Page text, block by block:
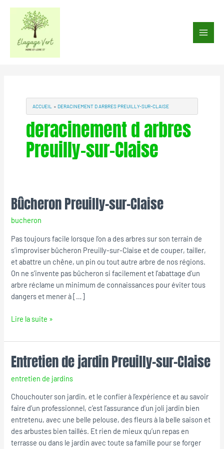
Aller
contenu
Main
ACCUEIL DERACINEMENT D ARBRES PREUILLY-SUR-CLAISE
deracinement d arbres
Preuilly-sur-Claise
Bûcheron Preuilly-sur-Claise
bucheron
Pas toujours facile lorsque l’on a des arbres sur son terrain de
s’improviser bûcheron Preuilly-sur-Claise et de couper, tailler,
et abattre un chêne, un pin ou tout autre arbre de nos régions.
On ne s’invente pas bûcheron si facilement et l’abattage d’un
arbre réclame un minimum de connaissances pour éviter tous
dangers et mener à […]
Bûcheron
Preuilly-
sur-
Claise
Lire la suite »
Entretien de jardin Preuilly-sur-Claise
entretien de jardins
Chouchouter son jardin, et le confier à l’expérience et au savoir
faire d’un professionnel, c’est l’assurance d’un joli jardin bien
entretenu, avec une belle pelouse, des fleurs à la belle saison et
des arbustes bien taillés. Et rien de mieux qu’un repas en
terrasse ou dans le jardin avec toute sa famille pour se forger
Entretien
de
jardin
Preuilly-
sur-
Claise